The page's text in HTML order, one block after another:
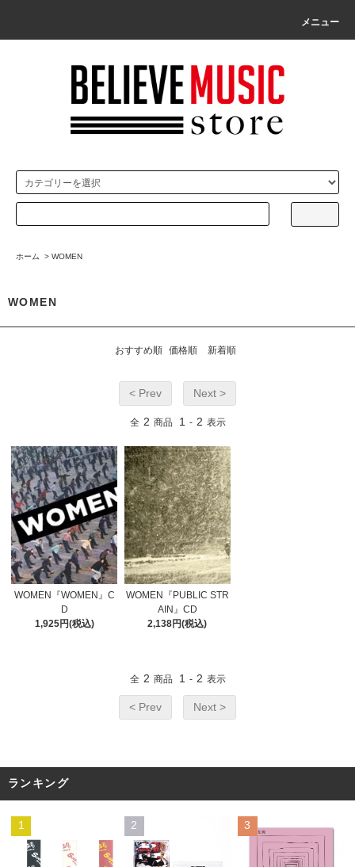
メニュー
ホーム > WOMEN
WOMEN
おすすめ順 価格順 新着順
< Prev Next >
全 2 商品 1 - 2 表示
WOMEN『WOMEN』C
D
1,925円(税込)
WOMEN『PUBLIC STR
AIN』CD
2,138円(税込)
全 2 商品 1 - 2 表示
< Prev Next >
ランキング
1 2 3